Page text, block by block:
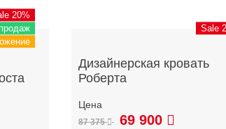
20%
Sale
Дизайнерская кровать
Роберта
87 375 69 900